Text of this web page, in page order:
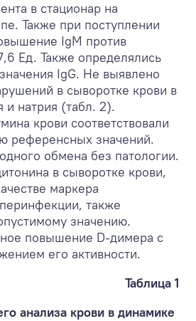
в стационар на
Также при поступлении
IgM против
Ед. Также определялись
IgG. Не выявлено
в сыворотке крови в
и натрия (табл. 2).
крови соответствовали
референсных значений.
обмена без патологии.
в сыворотке крови,
маркера
также
значению.
повышение D-димера с
его активности.
Таблица 1
анализа крови в динамике